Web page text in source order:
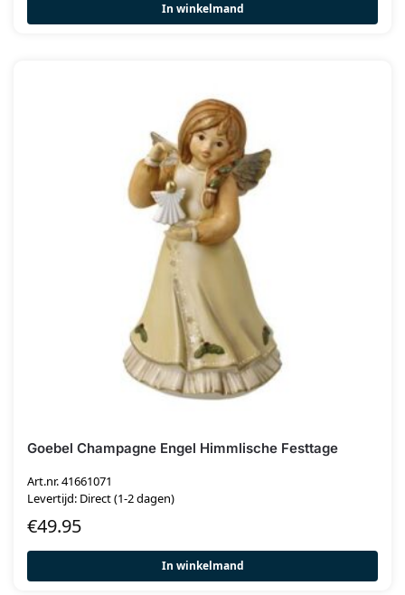
In winkelmand
Goebel Champagne Engel Himmlische Festtage
Art.nr. 41661071
Levertijd: Direct (1-2 dagen)
€49.95
In winkelmand